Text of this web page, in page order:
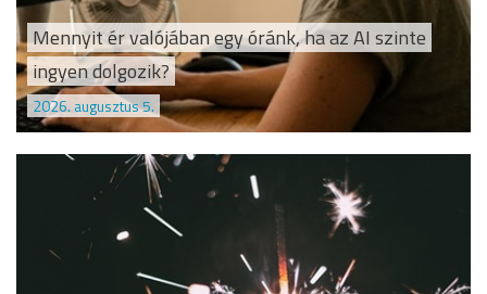
Mennyit ér valójában egy óránk, ha az AI szinte
ingyen dolgozik?
2026. augusztus 5.